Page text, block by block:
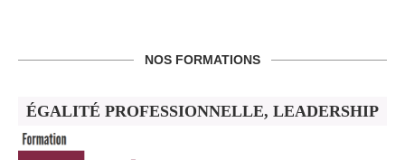
NOS FORMATIONS
ÉGALITÉ PROFESSIONNELLE, LEADERSHIP